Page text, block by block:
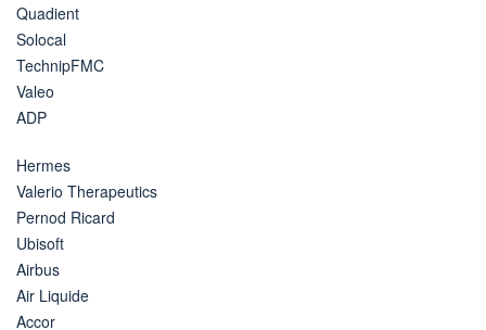
Quadient
Solocal
TechnipFMC
Valeo
ADP
Hermes
Valerio Therapeutics
Pernod Ricard
Ubisoft
Airbus
Air Liquide
Accor